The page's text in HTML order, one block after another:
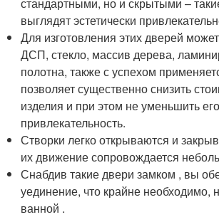
выглядят эстетически
Для изготовления этих дверей
ДСП, стекло, массив дерева,
полотна, также с успехом
позволяет существенно снизить
изделия и при этом не уменьшить
привлекательность.
Створки легко открываются и
их движение сопровождается
Снабдив такие двери замком , вы
уединение, что крайне необходимо,
ванной .